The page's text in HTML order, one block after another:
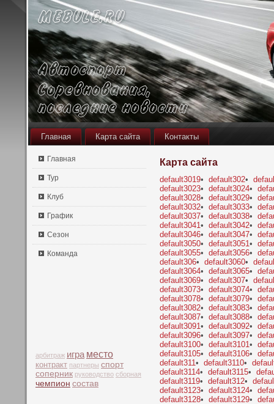
Главная Карта сайта Контакты
Главная
Тур
Клуб
График
Сезон
Команда
арбитраж игра место
контракт партнеры спорт
соперник руководство сборная
чемпион состав
Карта сайта
default3019• default302•
default3023• default3024•
default3028• default3029•
default3032• default3033•
default3037• default3038•
default3041• default3042•
default3046• default3047•
default3050• default3051•
default3055• default3056•
default306• default3060•
default3064• default3065•
default3069• default307•
default3073• default3074•
default3078• default3079•
default3082• default3083•
default3087• default3088•
default3091• default3092•
default3096• default3097•
default3100• default3101•
default3105• default3106•
default311• default3110•
default3114• default3115•
default3119• default312•
default3123• default3124•
default3128• default3129•